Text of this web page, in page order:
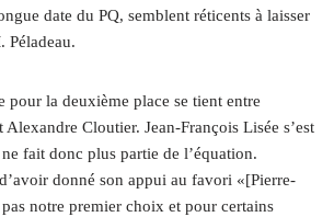
date du PQ, semblent réticents à laisser
Péladeau.
pour la deuxième place se tient entre
Cloutier. Jean-François Lisée s’est
fait donc plus partie de l’équation.
donné son appui au favori «[Pierre-
notre premier choix et pour certains